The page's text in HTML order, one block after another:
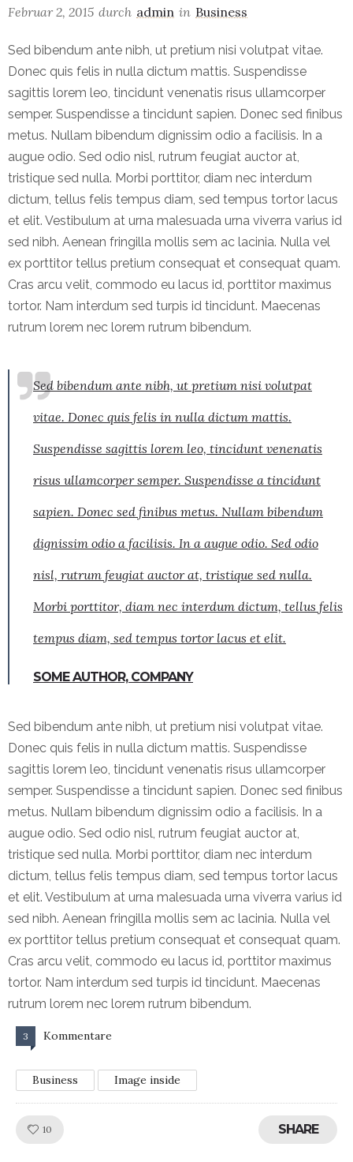
Februar 2, 2015 durch admin in Business
Sed bibendum ante nibh, ut pretium nisi volutpat vitae.
Donec quis felis in nulla dictum mattis. Suspendisse
sagittis lorem leo, tincidunt venenatis risus ullamcorper
semper. Suspendisse a tincidunt sapien. Donec sed finibus
metus. Nullam bibendum dignissim odio a facilisis. In a
augue odio. Sed odio nisl, rutrum feugiat auctor at,
tristique sed nulla. Morbi porttitor, diam nec interdum
dictum, tellus felis tempus diam, sed tempus tortor lacus
et elit. Vestibulum at urna malesuada urna viverra varius id
sed nibh. Aenean fringilla mollis sem ac lacinia. Nulla vel
ex porttitor tellus pretium consequat et consequat quam.
Cras arcu velit, commodo eu lacus id, porttitor maximus
tortor. Nam interdum sed turpis id tincidunt. Maecenas
rutrum lorem nec lorem rutrum bibendum.
Sed bibendum ante nibh, ut pretium nisi volutpat
vitae. Donec quis felis in nulla dictum mattis.
Suspendisse sagittis lorem leo, tincidunt venenatis
risus ullamcorper semper. Suspendisse a tincidunt
sapien. Donec sed finibus metus. Nullam bibendum
dignissim odio a facilisis. In a augue odio. Sed odio
nisl, rutrum feugiat auctor at, tristique sed nulla.
Morbi porttitor, diam nec interdum dictum, tellus felis
tempus diam, sed tempus tortor lacus et elit.
SOME AUTHOR, COMPANY
Sed bibendum ante nibh, ut pretium nisi volutpat vitae.
Donec quis felis in nulla dictum mattis. Suspendisse
sagittis lorem leo, tincidunt venenatis risus ullamcorper
semper. Suspendisse a tincidunt sapien. Donec sed finibus
metus. Nullam bibendum dignissim odio a facilisis. In a
augue odio. Sed odio nisl, rutrum feugiat auctor at,
tristique sed nulla. Morbi porttitor, diam nec interdum
dictum, tellus felis tempus diam, sed tempus tortor lacus
et elit. Vestibulum at urna malesuada urna viverra varius id
sed nibh. Aenean fringilla mollis sem ac lacinia. Nulla vel
ex porttitor tellus pretium consequat et consequat quam.
Cras arcu velit, commodo eu lacus id, porttitor maximus
tortor. Nam interdum sed turpis id tincidunt. Maecenas
rutrum lorem nec lorem rutrum bibendum.
3 Kommentare
Business Image inside
10 SHARE